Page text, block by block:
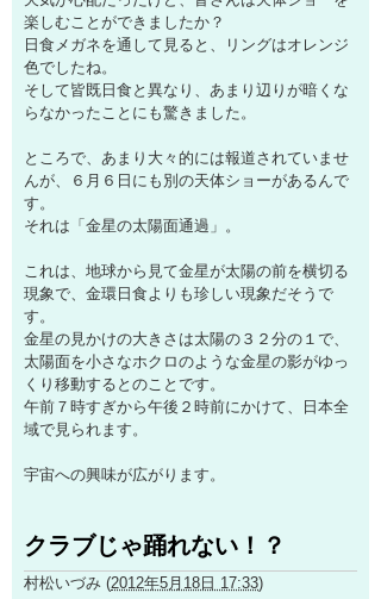
楽しむことができましたか？
日食メガネを通して見ると、リングはオレンジ
色でしたね。
そして皆既日食と異なり、あまり辺りが暗くな
らなかったことにも驚きました。
ところで、あまり大々的には報道されていませ
んが、６月６日にも別の天体ショーがあるんで
す。
それは「金星の太陽面通過」。
これは、地球から見て金星が太陽の前を横切る
現象で、金環日食よりも珍しい現象だそうで
す。
金星の見かけの大きさは太陽の３２分の１で、
太陽面を小さなホクロのような金星の影がゆっ
くり移動するとのことです。
午前７時すぎから午後２時前にかけて、日本全
域で見られます。
宇宙への興味が広がります。
クラブじゃ踊れない！？
村松いづみ (2012年5月18日 17:33)